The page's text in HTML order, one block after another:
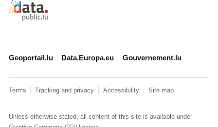
Retour à l'accueil de data.public.lu
Geoportail.lu Data.Europa.eu Gouvernement.lu
Terms Tracking and privacy Accessibility Site map
Unless otherwise stated, all content of this site is available under